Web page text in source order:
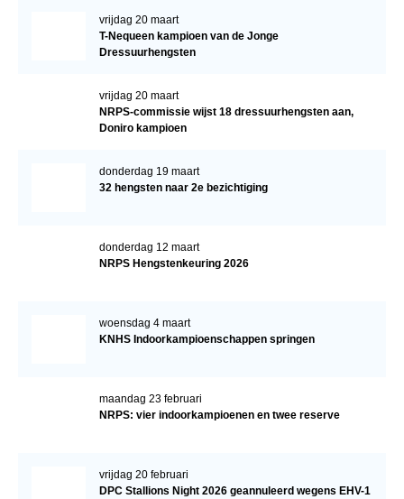
vrijdag 20 maart
T-Nequeen kampioen van de Jonge
Dressuurhengsten
vrijdag 20 maart
NRPS-commissie wijst 18 dressuurhengsten aan,
Doniro kampioen
donderdag 19 maart
32 hengsten naar 2e bezichtiging
donderdag 12 maart
NRPS Hengstenkeuring 2026
woensdag 4 maart
KNHS Indoorkampioenschappen springen
maandag 23 februari
NRPS: vier indoorkampioenen en twee reserve
vrijdag 20 februari
DPC Stallions Night 2026 geannuleerd wegens EHV-1